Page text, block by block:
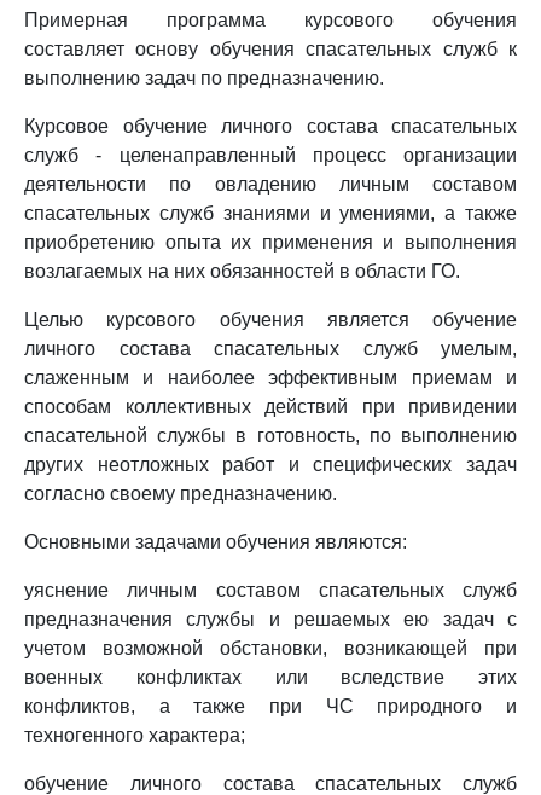
Примерная программа курсового обучения
составляет основу обучения спасательных служб к
выполнению задач по предназначению.
Курсовое обучение личного состава спасательных
служб - целенаправленный процесс организации
деятельности по овладению личным составом
спасательных служб знаниями и умениями, а также
приобретению опыта их применения и выполнения
возлагаемых на них обязанностей в области ГО.
Целью курсового обучения является обучение
личного состава спасательных служб умелым,
слаженным и наиболее эффективным приемам и
способам коллективных действий при привидении
спасательной службы в готовность, по выполнению
других неотложных работ и специфических задач
согласно своему предназначению.
Основными задачами обучения являются:
уяснение личным составом спасательных служб
предназначения службы и решаемых ею задач с
учетом возможной обстановки, возникающей при
военных конфликтах или вследствие этих
конфликтов, а также при ЧС природного и
техногенного характера;
обучение личного состава спасательных служб